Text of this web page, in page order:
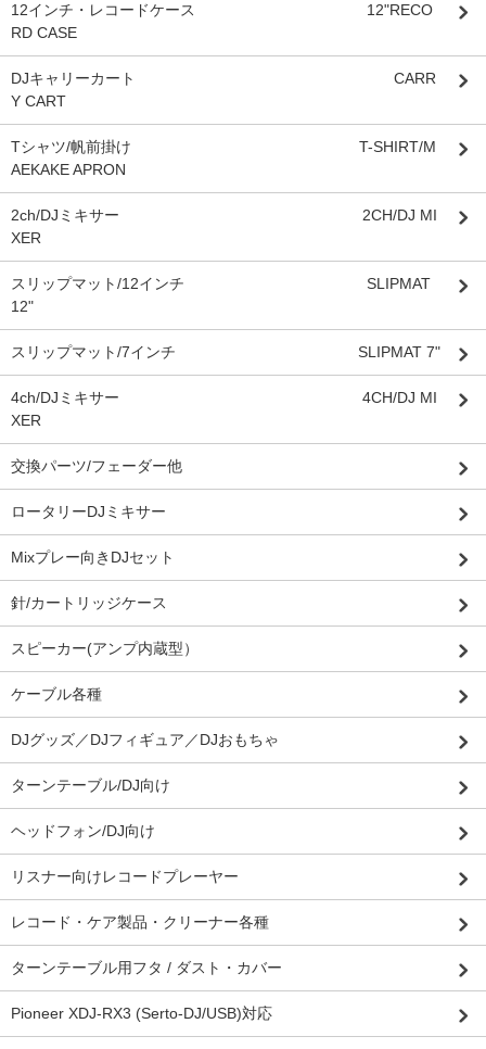
12インチ・レコードケース 12"RECO
RD CASE
DJキャリーカート CARR
Y CART
Tシャツ/帆前掛け T-SHIRT/M
AEKAKE APRON
2ch/DJミキサー 2CH/DJ MI
XER
スリップマット/12インチ SLIPMAT
12"
スリップマット/7インチ SLIPMAT 7"
4ch/DJミキサー 4CH/DJ MI
XER
交換パーツ/フェーダー他
ロータリーDJミキサー
Mixプレー向きDJセット
針/カートリッジケース
スピーカー(アンプ内蔵型）
ケーブル各種
DJグッズ／DJフィギュア／DJおもちゃ
ターンテーブル/DJ向け
ヘッドフォン/DJ向け
リスナー向けレコードプレーヤー
レコード・ケア製品・クリーナー各種
ターンテーブル用フタ / ダスト・カバー
Pioneer XDJ-RX3 (Serto-DJ/USB)対応